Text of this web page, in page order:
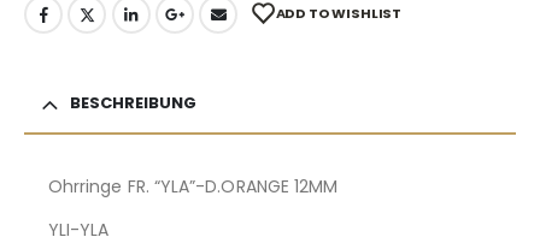
ADD TO WISHLIST
BESCHREIBUNG
Ohrringe FR. “YLA”-D.ORANGE 12MM
YLI-YLA